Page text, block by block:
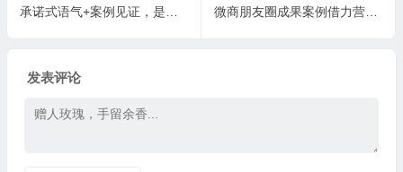
微商朋友圈成果案例借力营销方案
发表评论